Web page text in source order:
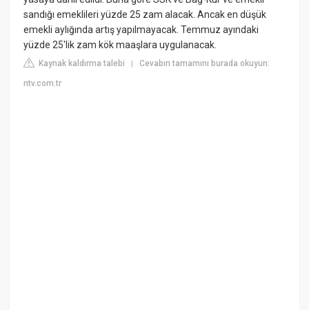
sandığı emeklileri yüzde 25 zam alacak. Ancak en düşük
emekli aylığında artış yapılmayacak. Temmuz ayındaki
yüzde 25'lik zam kök maaşlara uygulanacak.
Kaynak kaldırma talebi |Cevabın tamamını burada okuyun:
ntv.com.tr